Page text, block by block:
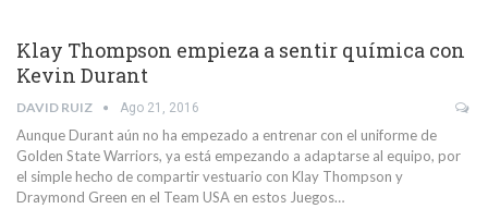
Klay Thompson empieza a sentir química con
Kevin Durant
DAVID RUIZ Ago 21, 2016
Aunque Durant aún no ha empezado a entrenar con el uniforme de
Golden State Warriors, ya está empezando a adaptarse al equipo, por
el simple hecho de compartir vestuario con Klay Thompson y
Draymond Green en el Team USA en estos Juegos…